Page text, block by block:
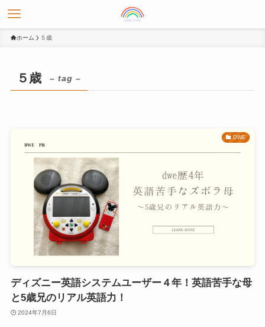
ホーム ５歳
５歳 – tag –
DWE
ディズニー英語システムユーザー４年！英語苦手な母
と5歳兄のリアル英語力！
2024年7月6日